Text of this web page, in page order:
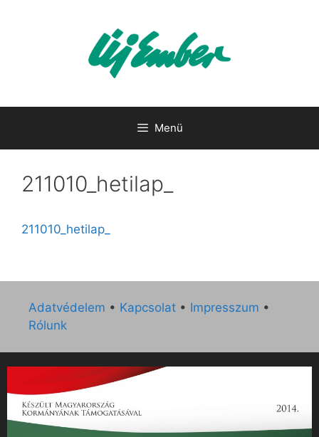
Menü
211010_hetilap_
211010_hetilap_
Adatvédelem • Kapcsolat • Impresszum •
Rólunk